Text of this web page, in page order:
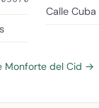
Calle Cuba
Monforte del Cid →